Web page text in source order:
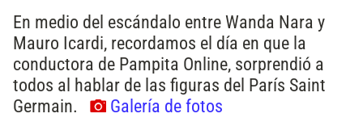
En medio del escándalo entre Wanda Nara y
Mauro Icardi, recordamos el día en que la
conductora de Pampita Online, sorprendió a
todos al hablar de las figuras del París Saint
Germain.
Galería de fotos